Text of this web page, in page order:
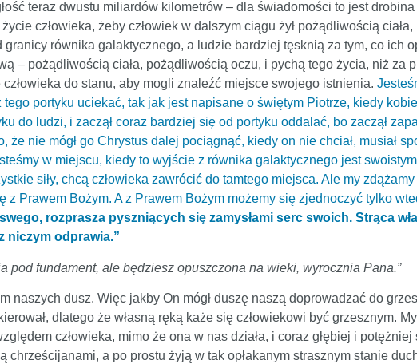
teraz dwustu miliardów kilometrów – dla świadomości to jest
człowieka, żeby człowiek w dalszym ciągu żył pożądliwością
równika galaktycznego, a ludzie bardziej tęsknią za tym, co ich
– pożądliwością ciała, pożądliwością oczu, i pychą tego życia, niż za
do stanu, aby mogli znaleźć miejsce swojego istnienia.
portyku uciekać, tak jak jest napisane o świętym Piotrze, kiedy
do ludzi, i zaczął coraz bardziej się od portyku oddalać, bo zaczął
nie mógł go Chrystus dalej pociągnąć, kiedy on nie chciał, musiał
w miejscu, kiedy to wyjście z równika galaktycznego jest
siły, chcą człowieka zawrócić do tamtego miejsca. Ale my
Prawem Bożym. A z Prawem Bożym możemy się zjednoczyć tylko
rozprasza pyszniących się zamysłami serc swoich. Strąca
niczym odprawia.”
fundament, ale będziesz opuszczona na wieki, wyrocznia Pana.”
naszych dusz. Więc jakby On mógł duszę naszą doprowadzać do
dlatego że własną ręką każe się człowiekowi być grzesznym.
człowieka, mimo że ona w nas działa, i coraz głębiej i
a po prostu żyją w tak opłakanym strasznym stanie